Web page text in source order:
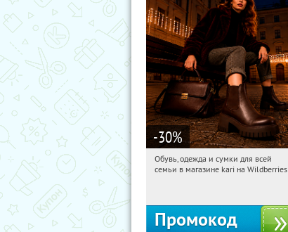
-30%
07:44:52 Получили:
Обувь, одежда и сумки для всей
семьи в магазине kari на Wildberries
Промокод